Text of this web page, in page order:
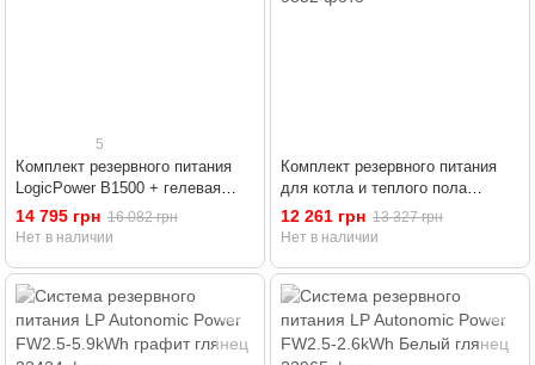
5
Комплект резервного питания
LogicPower B1500 + гелевая
батарея 1200 Ватт
14 795 грн 16 082 грн
Нет в наличии
Комплект резервного питания
для котла и теплого пола
Logicpower 800 + гелевая
батарея 1400ватт
12 261 грн 13 327 грн
Нет в наличии